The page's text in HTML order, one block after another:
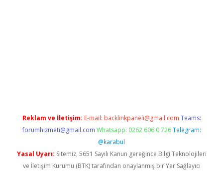
Reklam ve İletişim: E-mail: backlinkpaneli@gmail.com Teams:
forumhizmeti@gmail.com Whatsapp: 0262 606 0 726 Telegram:
@karabul
Yasal Uyarı: Sitemiz, 5651 Sayılı Kanun gereğince Bilgi Teknolojileri
ve İletişim Kurumu (BTK) tarafından onaylanmış bir Yer Sağlayıcı